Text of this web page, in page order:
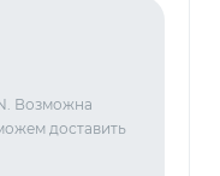
Возможна
доставить